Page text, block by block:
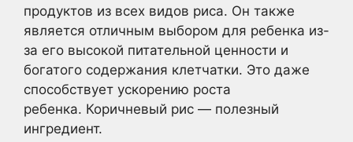
продуктов из всех видов риса. Он также
является отличным выбором для ребенка из-
за его высокой питательной ценности и
богатого содержания клетчатки. Это даже
способствует ускорению роста
ребенка. Коричневый рис — полезный
ингредиент.